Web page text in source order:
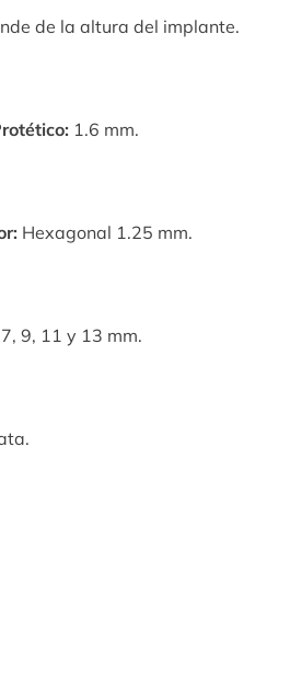
de la altura del implante.
1.6 mm.
Hexagonal 1.25 mm.
7, 9, 11 y 13 mm.